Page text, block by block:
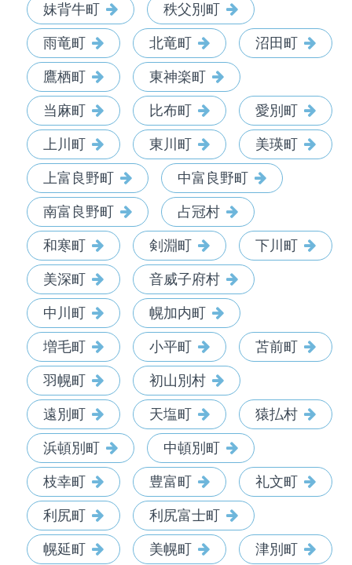
妹背牛町 秩父別町
雨竜町 北竜町 沼田町
鷹栖町 東神楽町
当麻町 比布町 愛別町
上川町 東川町 美瑛町
上富良野町 中富良野町
南富良野町 占冠村
和寒町 剣淵町 下川町
美深町 音威子府村
中川町 幌加内町
増毛町 小平町 苫前町
羽幌町 初山別村
遠別町 天塩町 猿払村
浜頓別町 中頓別町
枝幸町 豊富町 礼文町
利尻町 利尻富士町
幌延町 美幌町 津別町